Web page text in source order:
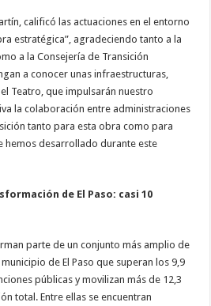
calificó las actuaciones en el entorno
estratégica”, agradeciendo tanto a la
a la Consejería de Transición
a conocer unas infraestructuras,
Teatro, que impulsarán nuestro
la colaboración entre administraciones
tanto para esta obra como para
hemos desarrollado durante este
de El Paso: casi 10
parte de un conjunto más amplio de
de El Paso que superan los 9,9
públicas y movilizan más de 12,3
total. Entre ellas se encuentran